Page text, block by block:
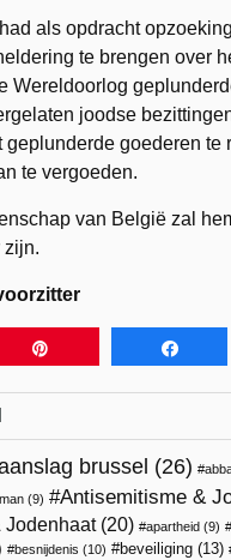
als opdracht
te brengen over
Wereldoorlog
joodse
geplunderde goederen te
te vergoeden.
van België zal
zijn.
brussel (26)
(9) Antisemitisme &
Jodenhaat(20) apartheid (9)
besnijdenis (10) beveiliging (13)